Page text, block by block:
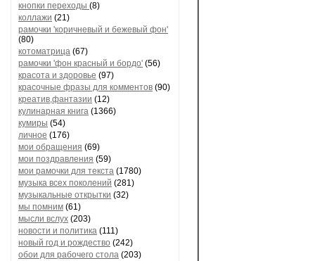
кнопки переходы (8)
коллажи (21)
рамочки 'коричневый и бежевый фон'
(80)
котоматрица (67)
рамочки 'фон красный и бордо' (56)
красота и здоровье (97)
красочные фразы для комментов (90)
креатив,фантазии (12)
кулинарная книга (1366)
кумиры (54)
личное (176)
мои обращения (69)
мои поздравления (59)
мои рамочки для текста (1780)
музыка всех поколений (281)
музыкальные открытки (32)
мы помним (61)
мысли вслух (203)
новости и политика (111)
новый год и рождество (242)
обои для рабочего стола (203)